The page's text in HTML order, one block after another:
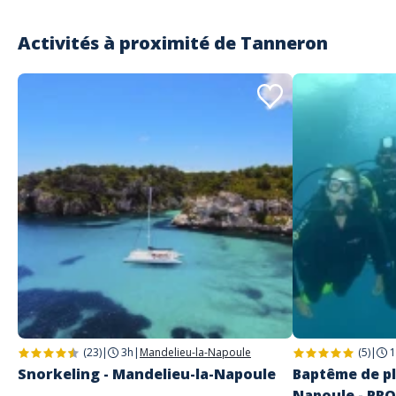
Activités à proximité de Tanneron
(23)| 3h | Mandelieu-la-Napoule
Snorkeling - Mandelieu-la-Napoule
(5)|
Baptême de